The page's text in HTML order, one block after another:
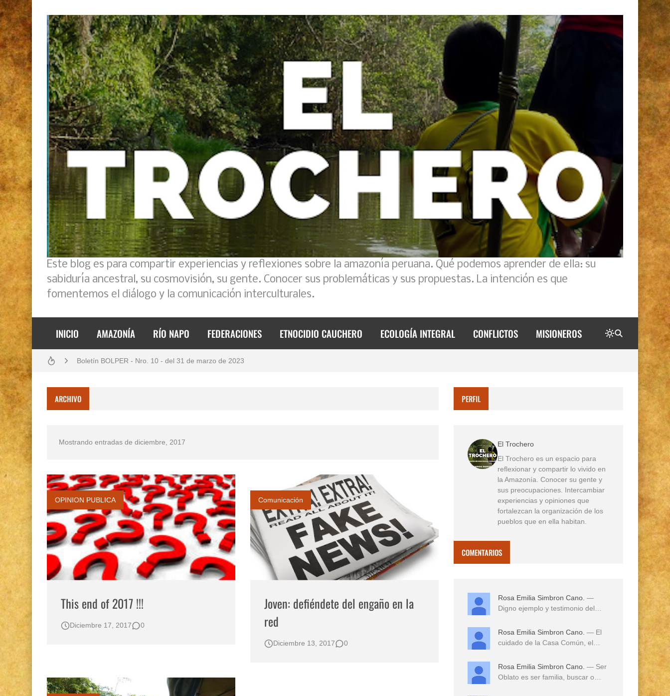
Este blog es para compartir experiencias y reflexiones sobre la amazonía peruana. Qué podemos aprender de ella: su
sabiduría ancestral, su cosmovisión, su gente. Conocer sus problemáticas y sus propuestas. La intención es que
fomentemos el diálogo y la comunicación interculturales.
INICIO AMAZONÍA RÍO NAPO FEDERACIONES ETNOCIDIO CAUCHERO ECOLOGÍA INTEGRAL CONFLICTOS MISIONEROS
Boletín BOLPER - Nro. 11 - del 30 de abril de 2023
Boletín BOLPER - Nro. 10 - del 31 de marzo de 2023
Boletín BOLPER - Nro. 12 - del 30 de mayo de 2023
ARCHIVO
Mostrando entradas de diciembre, 2017
OPINION PUBLICA
This end of 2017 !!!
Diciembre 17, 2017 0
Comunicación
Joven: defiéndete del engaño en la
red
Diciembre 13, 2017 0
PERFIL
El Trochero
El Trochero es un espacio para
reflexionar y compartir lo vivido en
la Amazonía. Conocer su gente y
sus preocupaciones. Intercambiar
experiencias y opiniones que
fortalezcan la organización de los
pueblos que en ella habitan.
COMENTARIOS
Rosa Emilia Simbron Cano. —
Digno ejemplo y testimonio del
Rosa Emilia Simbron Cano. — El
cuidado de la Casa Común, el
Rosa Emilia Simbron Cano. — Ser
Oblato es ser familia, buscar o